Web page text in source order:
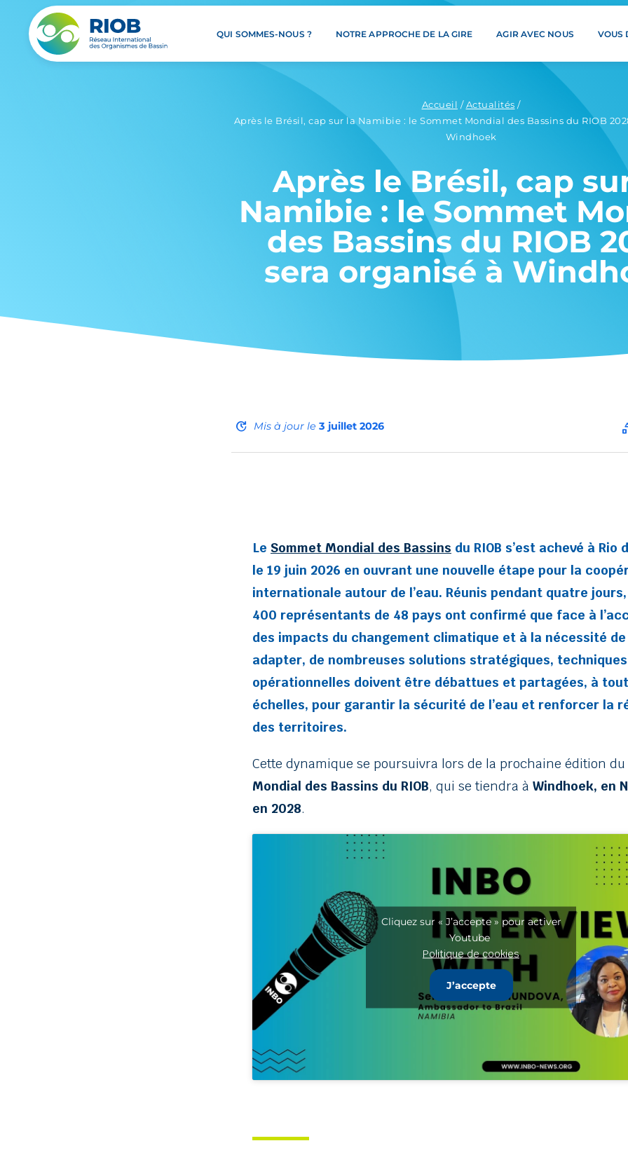
QUI SOMMES-NOUS ? NOTRE APPROCHE DE LA GIRE AGIR AVEC NOUS VOUS
Accueil /Actualités /
Après le Brésil, cap sur la Namibie : le Sommet Mondial des Bassins du RIOB
Windhoek
Après le Brésil, cap
Namibie : le Sommet
des Bassins du RIOB
sera organisé à
update Mis à jour le 3 juillet 2026
Le Sommet Mondial des Bassins du RIOB s’est achevé à Rio
le 19 juin 2026 en ouvrant une nouvelle étape pour la
internationale autour de l’eau. Réunis pendant quatre
400 représentants de 48 pays ont confirmé que face à
des impacts du changement climatique et à la nécessité de
adapter, de nombreuses solutions stratégiques,
opérationnelles doivent être débattues et partagées, à
échelles, pour garantir la sécurité de l’eau et renforcer la
des territoires.
Cette dynamique se poursuivra lors de la prochaine édition du
Mondial des Bassins du RIOB, qui se tiendra à Windhoek, en
en 2028.
Cliquez sur « J’accepte » pour activer
Youtube
Politique de cookies
J’accepte